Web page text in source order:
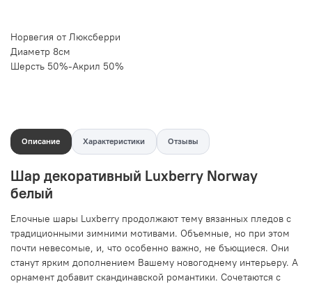
Норвегия от Люксберри
Диаметр 8см
Шерсть 50%-Акрил 50%
Описание Характеристики Отзывы
Шар декоративный Luxberry Norway
белый
Елочные шары Luxberry продолжают тему вязанных пледов с
традиционными зимними мотивами. Объемные, но при этом
почти невесомые, и, что особенно важно, не бъющиеся. Они
станут ярким дополнением Вашему новогоднему интерьеру. А
орнамент добавит скандинавской романтики. Сочетаются с